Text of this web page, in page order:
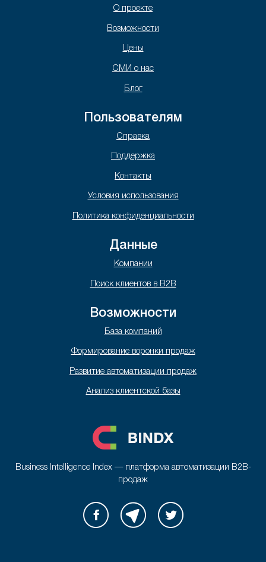
О проекте
Возможности
Цены
СМИ о нас
Блог
Пользователям
Справка
Поддержка
Контакты
Условия использования
Политика конфиденциальности
Данные
Компании
Поиск клиентов в B2B
Возможности
База компаний
Формирование воронки продаж
Развитие автоматизации продаж
Анализ клиентской базы
Business Intelligence Index — платформа автоматизации B2B-
продаж